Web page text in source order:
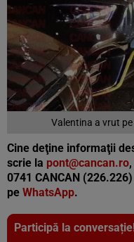
Valentina a vrut
Cine deţine informaţii
scrie la pont@cancan.ro
0741 CANCAN
pe WhatsApp.
Participă la